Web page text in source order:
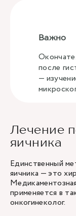
Важно
после
—
Лечение
яичника
Единственный
яичника — это
применяется в
онкогинеколог.